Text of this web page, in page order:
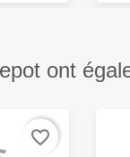
ont
favorite_border